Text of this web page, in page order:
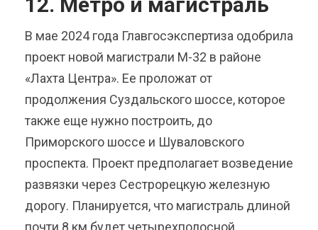
В мае 2024 года Главгосэкспертиза одобрила
проект новой магистрали М-32 в районе
«Лахта Центра». Ее проложат от
продолжения Суздальского шоссе, которое
также еще нужно построить, до
Приморского шоссе и Шуваловского
проспекта. Проект предполагает возведение
развязки через Сестрорецкую железную
дорогу. Планируется, что магистраль длиной
почти 8 км будет четырехполосной.